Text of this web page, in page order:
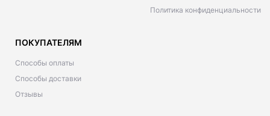
Политика конфиденциальности
ПОКУПАТЕЛЯМ
Способы оплаты
Способы доставки
Отзывы